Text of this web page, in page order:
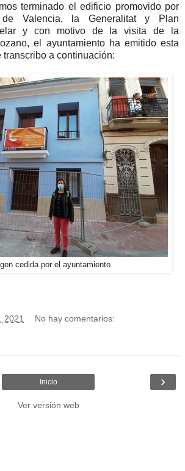
terminado el edificio promovido por
de Valencia, la Generalitat y Plan
y con motivo de la visita de la
el ayuntamiento ha emitido esta
transcribo a continuación:
cedida por el ayuntamiento
2021 No hay comentarios:
›
Inicio
Ver versión web